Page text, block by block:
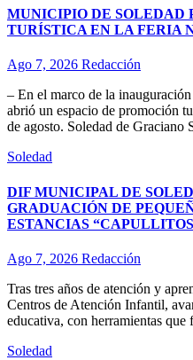
MUNICIPIO DE SOLEDAD
TURÍSTICA EN LA FERIA
Ago 7, 2026 Redacción
– En el marco de la
abrió un espacio de promoción
de agosto. Soledad de Graciano
Soledad
DIF MUNICIPAL DE
GRADUACIÓN DE
ESTANCIAS “CAPULLITOS
Ago 7, 2026 Redacción
Tras tres años de atención y
Centros de Atención Infantil,
educativa, con herramientas
Soledad